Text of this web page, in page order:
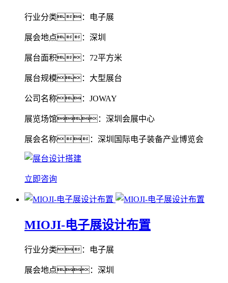
行业分类：电子展
展会地点：深圳
展台面积：72平方米
展台规模：大型展台
公司名称：JOWAY
展览场馆：深圳会展中心
展会名称：深圳国际电子装备产业博览会
立即咨询
MIOJI-电子展设计布置
行业分类：电子展
展会地点：深圳